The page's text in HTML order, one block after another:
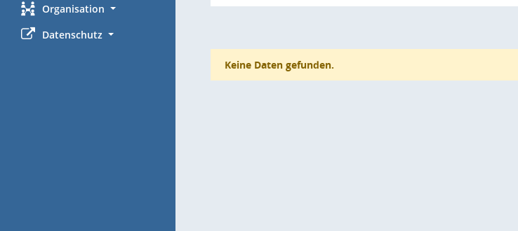
Organisation
Datenschutz
Keine Daten gefunden.